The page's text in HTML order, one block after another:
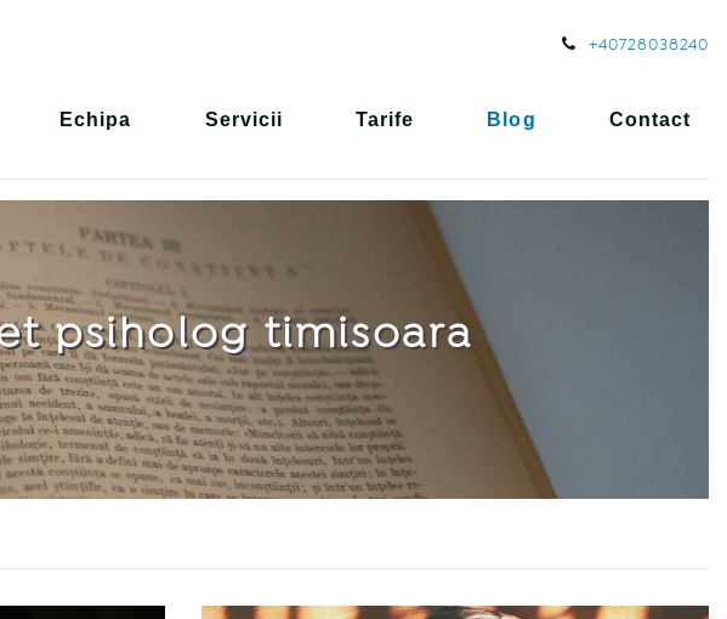
+40728038240
Echipa Servicii Tarife Blog Contact
psiholog timisoara